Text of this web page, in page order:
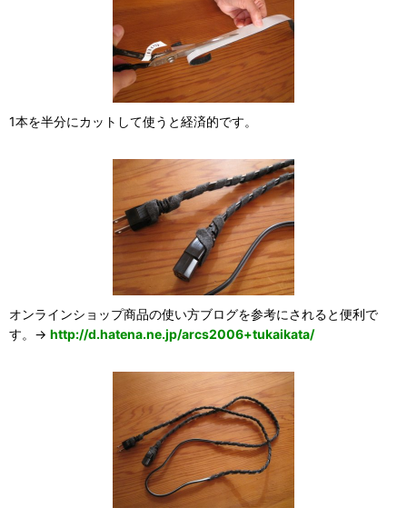
1本を半分にカットして使うと経済的です。
オンラインショップ商品の使い方ブログを参考にされると便利で
す。→ http://d.hatena.ne.jp/arcs2006+tukaikata/